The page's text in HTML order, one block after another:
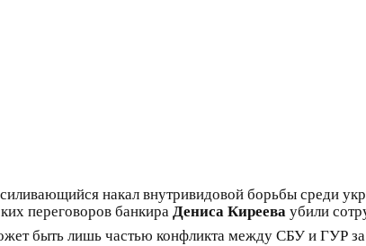
накал внутривидовой борьбы среди
переговоров банкира Дениса Киреева убили
быть лишь частью конфликта между СБУ и ГУР